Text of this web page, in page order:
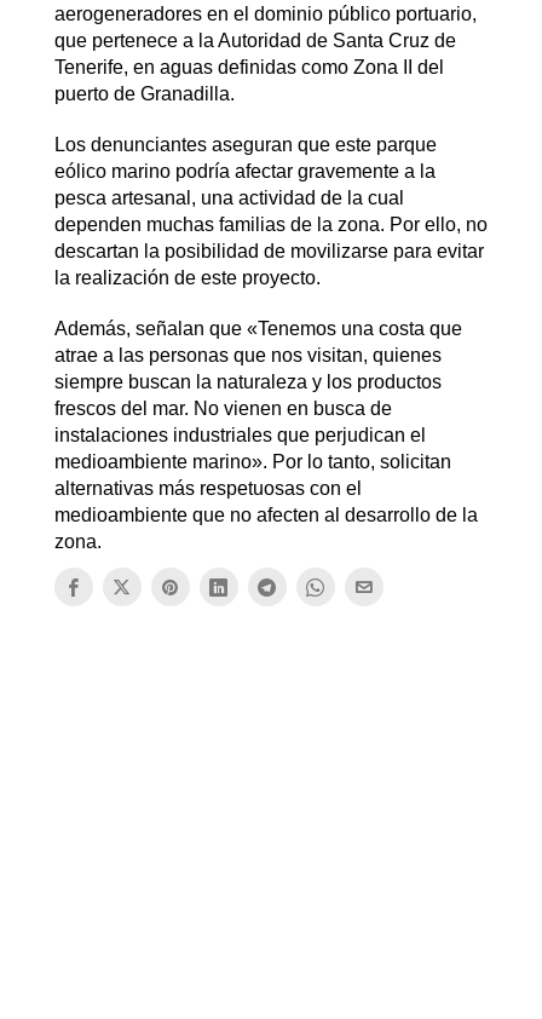
aerogeneradores en el dominio público portuario,
que pertenece a la Autoridad de Santa Cruz de
Tenerife, en aguas definidas como Zona II del
puerto de Granadilla.
Los denunciantes aseguran que este parque
eólico marino podría afectar gravemente a la
pesca artesanal, una actividad de la cual
dependen muchas familias de la zona. Por ello, no
descartan la posibilidad de movilizarse para evitar
la realización de este proyecto.
Además, señalan que «Tenemos una costa que
atrae a las personas que nos visitan, quienes
siempre buscan la naturaleza y los productos
frescos del mar. No vienen en busca de
instalaciones industriales que perjudican el
medioambiente marino». Por lo tanto, solicitan
alternativas más respetuosas con el
medioambiente que no afecten al desarrollo de la
zona.